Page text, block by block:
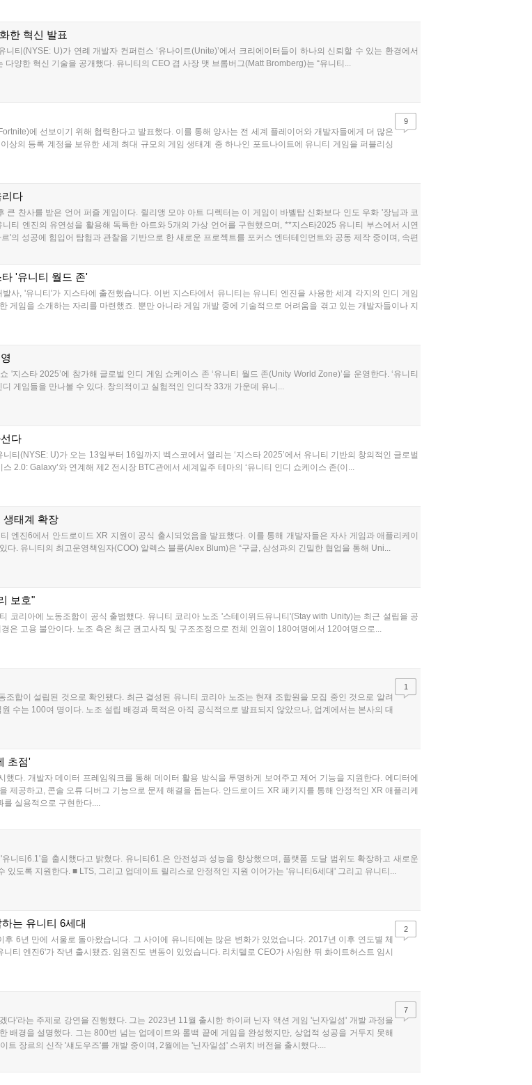
한 혁신 발표
티(NYSE: U)가 연례 개발자 컨퍼런스 ‘유나이트(Unite)’에서 크리에이터들이 하나의 신뢰할 수 있는 환경에서
양한 혁신 기술을 공개했다. 유니티의 CEO 겸 사장 맷 브롬버그(Matt Bromberg)는 “유니티...
에 선보이기 위해 협력한다고 발표했다. 이를 통해 양사는 전 세계 플레이어와 개발자들에게 더 많은
상의 등록 계정을 보유한 세계 최대 규모의 게임 생태계 중 하나인 포트나이트에 유니티 게임을 퍼블리싱
9
리다
찬사를 받은 언어 퍼즐 게임이다. 쥘리앵 모야 아트 디렉터는 이 게임이 바벨탑 신화보다 인도 우화 '장님과 코
티 엔진의 유연성을 활용해 독특한 아트와 5개의 가상 언어를 구현했으며, **지스타2025 유니티 부스에서 시연
'의 성공에 힘입어 탐험과 관찰을 기반으로 한 새로운 프로젝트를 포커스 엔터테인먼트와 공동 제작 중이며, 속편
'유니티 월드 존'
사, '유니티'가 지스타에 출전했습니다. 이번 지스타에서 유니티는 유니티 엔진을 사용한 세계 각지의 인디 게임
게임을 소개하는 자리를 마련했죠. 뿐만 아니라 게임 개발 중에 기술적으로 어려움을 겪고 있는 개발자들이나 지
지스타 2025’에 참가해 글로벌 인디 게임 쇼케이스 존 ‘유니티 월드 존(Unity World Zone)’을 운영한다. ‘유니티
게임들을 만나볼 수 있다. 창의적이고 실험적인 인디작 33개 가운데 유니...
다
티(NYSE: U)가 오는 13일부터 16일까지 벡스코에서 열리는 ‘지스타 2025’에서 유니티 기반의 창의적인 글로벌
2.0: Galaxy’와 연계해 제2 전시장 BTC관에서 세계일주 테마의 ‘유니티 인디 쇼케이스 존(이...
생태계 확장
엔진6에서 안드로이드 XR 지원이 공식 출시되었음을 발표했다. 이를 통해 개발자들은 자사 게임과 애플리케이
다. 유니티의 최고운영책임자(COO) 알렉스 블룸(Alex Blum)은 “구글, 삼성과의 긴밀한 협업을 통해 Uni...
보호"
코리아에 노동조합이 공식 출범했다. 유니티 코리아 노조 '스테이위드유니티'(Stay with Unity)는 최근 설립을 공
은 고용 불안이다. 노조 측은 최근 권고사직 및 구조조정으로 전체 인원이 180여명에서 120여명으로...
합이 설립된 것으로 확인됐다. 최근 결성된 유니티 코리아 노조는 현재 조합원을 모집 중인 것으로 알려
수는 100여 명이다. 노조 설립 배경과 목적은 아직 공식적으로 발표되지 않았으나, 업계에서는 본사의 대
1
초점'
했다. 개발자 데이터 프레임워크를 통해 데이터 활용 방식을 투명하게 보여주고 제어 기능을 지원한다. 에디터에
제공하고, 콘솔 오류 디버그 기능으로 문제 해결을 돕는다. 안드로이드 XR 패키지를 통해 안정적인 XR 애플리케
를 실용적으로 구현한다....
니티6.1'을 출시했다고 밝혔다. 유니티61.은 안전성과 성능을 향상했으며, 플랫폼 도달 범위도 확장하고 새로운
도록 지원한다. ■ LTS, 그리고 업데이트 릴리스로 안정적인 지원 이어가는 '유니티6세대' 그리고 유니티...
는 유니티 6세대
6년 만에 서울로 돌아왔습니다. 그 사이에 유니티에는 많은 변화가 있었습니다. 2017년 이후 연도별 체
티 엔진6'가 작년 출시됐죠. 임원진도 변동이 있었습니다. 리치텔로 CEO가 사임한 뒤 화이트허스트 임시
2
'라는 주제로 강연을 진행했다. 그는 2023년 11월 출시한 하이퍼 닌자 액션 게임 '닌자일섬' 개발 과정을
배경을 설명했다. 그는 800번 넘는 업데이트와 롤백 끝에 게임을 완성했지만, 상업적 성공을 거두지 못해
트 장르의 신작 '섀도우즈'를 개발 중이며, 2월에는 '닌자일섬' 스위치 버전을 출시했다....
7